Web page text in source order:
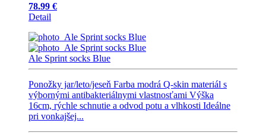
78.99 €
Detail
Ale Sprint socks Blue
Ponožky jar/leto/jeseň Farba modrá Q-skin materiál s
výbornými antibakteriálnymi vlastnosťami Výška
16cm, rýchle schnutie a odvod potu a vlhkosti Ideálne
pri vonkajšej...